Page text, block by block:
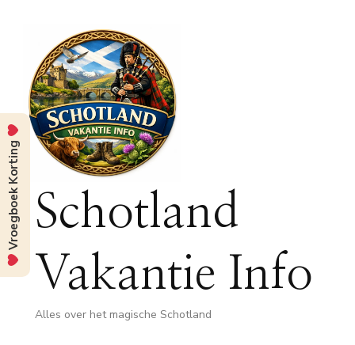
Schotland
Vakantie Info
Alles over het magische Schotland
Vroegboek Korting